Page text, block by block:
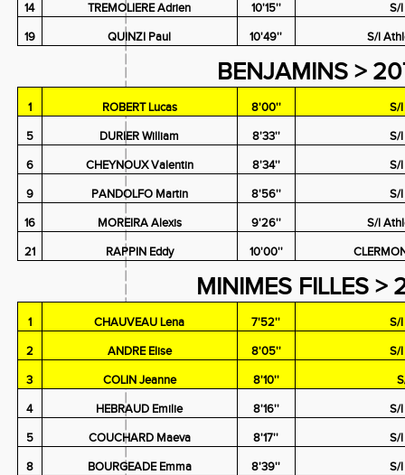
14
TREMOLIERE Adrien 10'15''
S/
19
QUINZI Paul 10'49'' S/l
BENJAMINS >
1 ROBERT Lucas 8'00''
S/
5
DURIER William 8'33''
S/
6
CHEYNOUX Valentin 8'34''
S/
9
PANDOLFO Martin 8'56''
S/
16
MOREIRA Alexis 9'26''
S/l
21
RAPPIN Eddy 10'00''
MINIMES FILLES >
1 CHAUVEAU Lena 7'52''
S/
2
ANDRE Elise 8'05''
S/
3
COLIN Jeanne 8'10''
4
HEBRAUD Emilie 8'16''
S/
5
COUCHARD Maeva 8'17''
S/
8
BOURGEADE Emma 8'39''
S/